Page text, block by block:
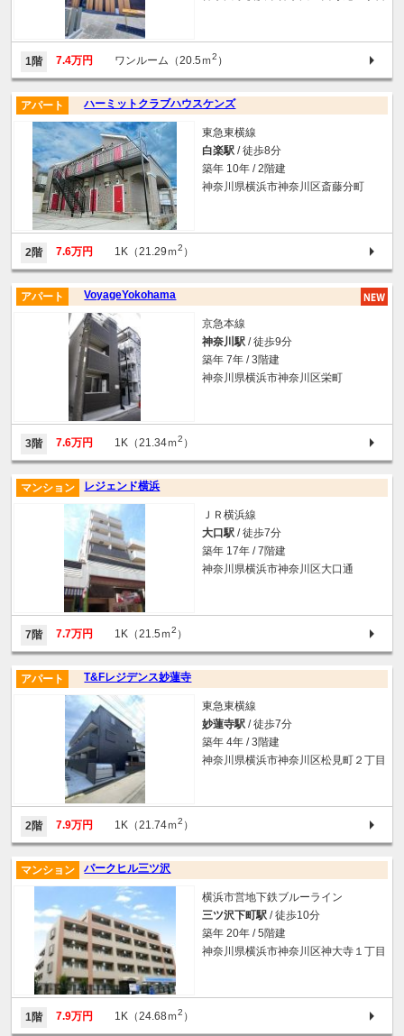
1階 7.4万円 ワンルーム（20.5ｍ2 ）
ハーミットクラブハウスケンズ
アパート
東急東横線
白楽駅 / 徒歩8分
築年 10年 / 2階建
神奈川県横浜市神奈川区斎藤分町
2階 7.6万円 1K（21.29ｍ2 ）
VoyageYokohama
アパート
京急本線
神奈川駅 / 徒歩9分
築年 7年 / 3階建
神奈川県横浜市神奈川区栄町
3階 7.6万円 1K（21.34ｍ2 ）
レジェンド横浜
マンション
ＪＲ横浜線
大口駅 / 徒歩7分
築年 17年 / 7階建
神奈川県横浜市神奈川区大口通
7階 7.7万円 1K（21.5ｍ2 ）
T&Fレジデンス妙蓮寺
アパート
東急東横線
妙蓮寺駅 / 徒歩7分
築年 4年 / 3階建
神奈川県横浜市神奈川区松見町２丁目
2階 7.9万円 1K（21.74ｍ2 ）
パークヒル三ツ沢
マンション
横浜市営地下鉄ブルーライン
三ツ沢下町駅 / 徒歩10分
築年 20年 / 5階建
神奈川県横浜市神奈川区神大寺１丁目
1階 7.9万円 1K（24.68ｍ2 ）